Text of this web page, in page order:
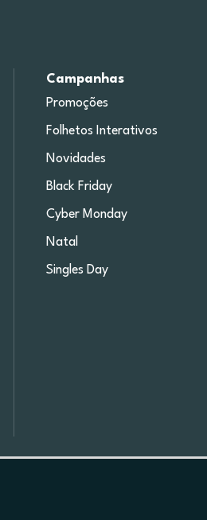
Campanhas
Promoções
Folhetos Interativos
Novidades
Black Friday
Cyber Monday
Natal
Singles Day